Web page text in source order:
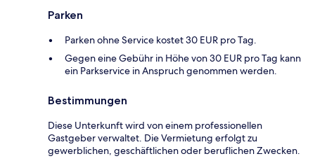
Parken
Parken ohne Service kostet 30 EUR pro Tag.
Gegen eine Gebühr in Höhe von 30 EUR pro Tag kann
ein Parkservice in Anspruch genommen werden.
Bestimmungen
Diese Unterkunft wird von einem professionellen
Gastgeber verwaltet. Die Vermietung erfolgt zu
gewerblichen, geschäftlichen oder beruflichen Zwecken.